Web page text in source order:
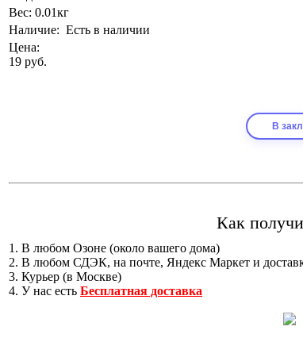
Вес: 0.01кг
Наличие: Есть в наличии
Цена:
19 руб.
В
Как
1. В любом Озоне (около вашего дома)
2. В любом СДЭК, на почте, Яндекс Маркет и
3. Курьер (в Москве)
4. У нас есть Бесплатная доставка